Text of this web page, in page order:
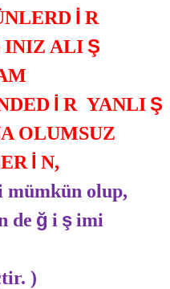
İ R
INIZ ALIŞ
İ R YANLIŞ
OLUMSUZ
İ N,
mümkün olup,
de ğ i şimi
)